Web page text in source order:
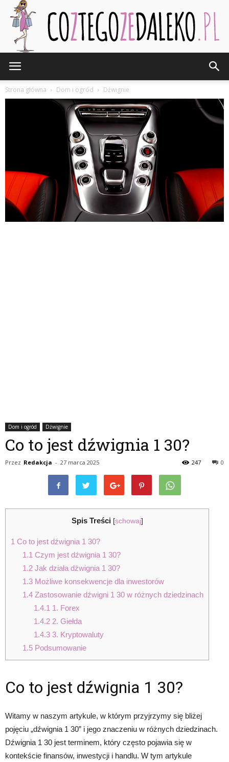
Strona główna Dom i ogród Dźwignie
Dom i ogród Dźwignie
Co to jest dźwignia 1 30?
Przez Redakcja - 27 marca 2025 0
247
Spis Treści [schowaj]
1 Co to jest dźwignia 1 30?
1.1 Czym jest dźwignia 1 30?
1.2Jak działa dźwignia 1 30?
1.3Możliwe konsekwencje dla inwestorów
1.4Zastosowanie dźwigni 1 30 w różnych dziedzinach
1.4.1 1. Forex
1.4.2 2. Giełda
1.4.3 3. Kryptowaluty
1.5Podsumowanie
Co to jest dźwignia 1 30?
Witamy w naszym artykule, w którym przyjrzymy się bliżej
pojęciu „dźwignia 1 30” i jego znaczeniu w różnych dziedzinach.
Dźwignia 1 30 jest terminem, który często pojawia się w
kontekście finansów, inwestycji i handlu. W tym artykule